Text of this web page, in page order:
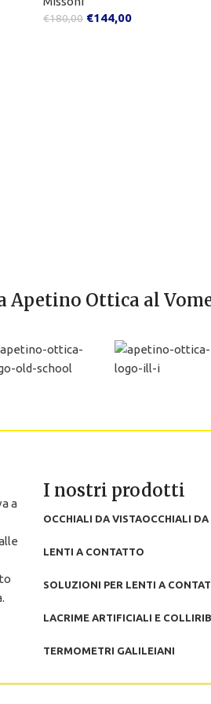
€180,00 €144,00
Apetino Ottica al
a
I nostri prodotti
OCCHIALI DA VISTAOCCHIALI DA
LENTI A CONTATTO
SOLUZIONI PER LENTI A
LACRIME ARTIFICIALI E COLLIRI
TERMOMETRI GALILEIANI